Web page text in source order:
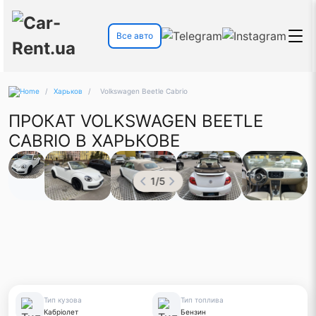
Все авто
/ Харьков / Volkswagen Beetle Cabrio
ПРОКАТ VOLKSWAGEN BEETLE
CABRIO В ХАРЬКОВЕ
1/5
Тип кузова
Кабріолет
Тип топлива
Бензин